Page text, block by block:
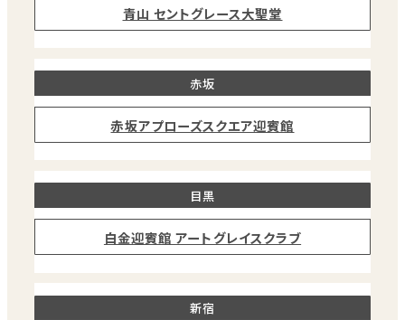
青山 セントグレース大聖堂
赤坂
赤坂アプローズスクエア迎賓館
目黒
白金迎賓館 アートグレイスクラブ
新宿